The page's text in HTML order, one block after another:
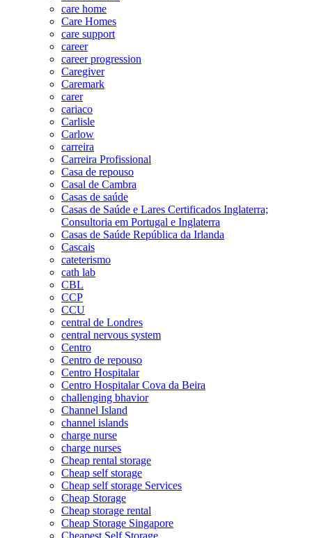
care home
Care Homes
care support
career
career progression
Caregiver
Caremark
carer
cariaco
Carlisle
Carlow
carreira
Carreira Profissional
Casa de repouso
Casal de Cambra
Casas de saúde
Casas de Saúde e Lares Certificados Inglaterra;
Consultoria em Portugal e Inglaterra
Casas de Saúde República da Irlanda
Cascais
cateterismo
cath lab
CBL
CCP
CCU
central de Londres
central nervous system
Centro
Centro de repouso
Centro Hospitalar
Centro Hospitalar Cova da Beira
challenging bhavior
Channel Island
channel islands
charge nurse
charge nurses
Cheap rental storage
Cheap self storage
Cheap self storage Services
Cheap Storage
Cheap storage rental
Cheap Storage Singapore
Cheapest Self Storage